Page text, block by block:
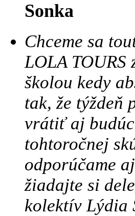
Sonka
Chceme sa
LOLA
školou kedy
tak, že týždeň
vrátiť aj
tohtoročnej
odporúčame
žiadajte si
kolektív Lýdia